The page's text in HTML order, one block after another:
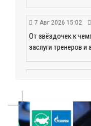
7 Авг 2026 15:02
От звёздочек к
заслуги тренеров и
абитуриентов в